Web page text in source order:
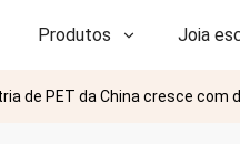
Produtos Joia
de PET da China cresce